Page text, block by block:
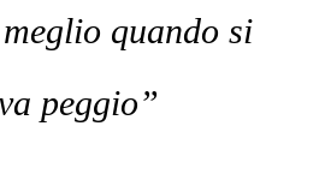
quando si
peggio”